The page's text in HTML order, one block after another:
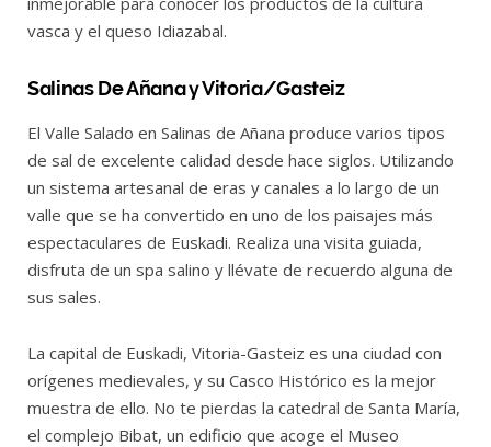
vasca y el queso Idiazabal.
Salinas De Añana y Vitoria/Gasteiz
El Valle Salado en Salinas de Añana produce varios tipos
de sal de excelente calidad desde hace siglos. Utilizando
un sistema artesanal de eras y canales a lo largo de un
valle que se ha convertido en uno de los paisajes más
espectaculares de Euskadi. Realiza una visita guiada,
disfruta de un spa salino y llévate de recuerdo alguna de
sus sales.
La capital de Euskadi, Vitoria-Gasteiz es una ciudad con
orígenes medievales, y su Casco Histórico es la mejor
muestra de ello. No te pierdas la catedral de Santa María,
el complejo Bibat, un edificio que acoge el Museo